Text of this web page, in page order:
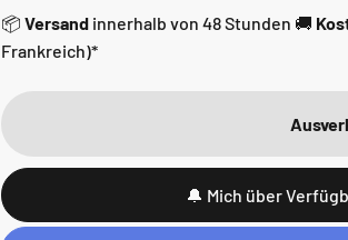
📦 Versandinnerhalb von 48 Stunden 🚚
Frankreich)*
🔔 Mich über